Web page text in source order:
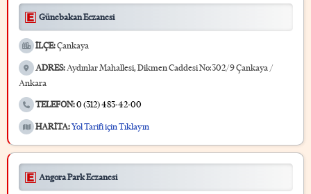
Günebakan Eczanesi
İLÇE:Çankaya
ADRES:Aydınlar Mahallesi, Dikmen Caddesi No:302/9 Çankaya /
Ankara
TELEFON:0 (312) 483-42-00
HARİTA:Yol Tarifi için Tıklayın
Angora Park Eczanesi